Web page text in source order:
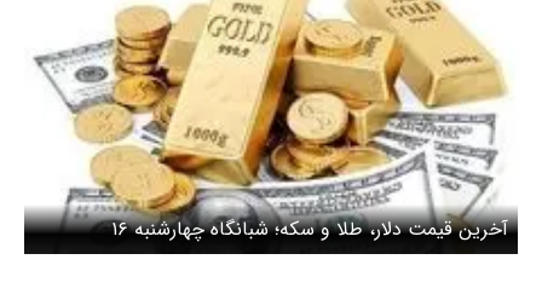
آخرین قیمت دلار، طلا و سکه؛ شبانگاه چهارشنبه ۱۶
اردیبهشت ۱۴۰۵/ دلار یک کانال قیمت دیگر را از دست داد